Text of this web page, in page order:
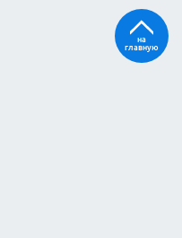
на
главную